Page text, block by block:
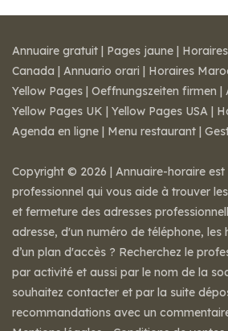
Annuaire gratuit | Pages jaune |
Canada | Annuario orari | Horaires
Yellow Pages | Oeffnungszeiten firmen |
Yellow Pages UK | Yellow Pages USA |
Agenda en ligne | Menu restaurant |
Copyright © 2026 | Annuaire-horaire est
professionnel qui vous aide à trouver
et fermeture des adresses
adresse, d'un numéro de téléphone, les
d’un plan d'accès ? Recherchez le
par activité et aussi par le nom de la
souhaitez contacter et par la suite
recommandations avec un